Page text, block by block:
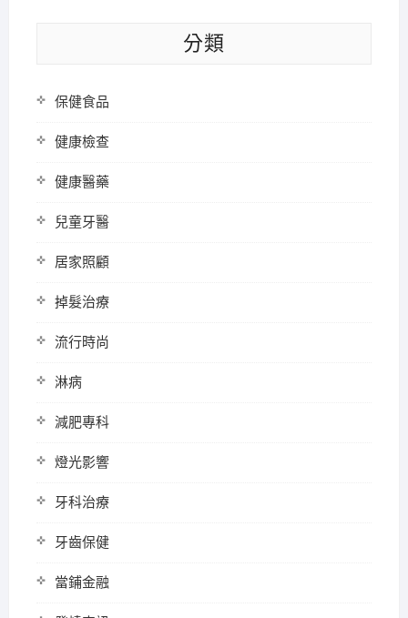
分類
保健食品
健康檢查
健康醫藥
兒童牙醫
居家照顧
掉髮治療
流行時尚
淋病
減肥專科
燈光影響
牙科治療
牙齒保健
當鋪金融